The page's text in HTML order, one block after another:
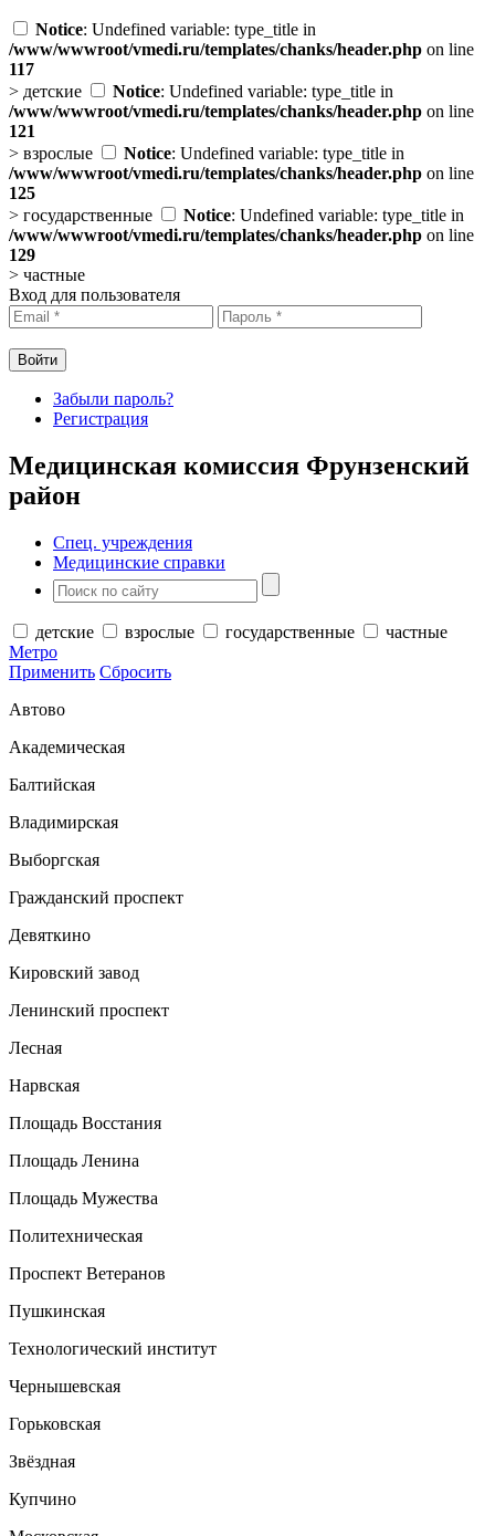
Notice: Undefined variable: type_title in
/www/wwwroot/vmedi.ru/templates/chanks/header.php on line
117
> детские Notice: Undefined variable: type_title in
/www/wwwroot/vmedi.ru/templates/chanks/header.php on line
121
> взрослые Notice: Undefined variable: type_title in
/www/wwwroot/vmedi.ru/templates/chanks/header.php on line
125
> государственные Notice: Undefined variable: type_title in
/www/wwwroot/vmedi.ru/templates/chanks/header.php on line
129
> частные
Вход для пользователя
Забыли пароль?
Регистрация
Медицинская комиссия Фрунзенский
район
Спец. учреждения
Медицинские справки
детские взрослые государственные
частные
Метро
Применить Сбросить
Автово
Академическая
Балтийская
Владимирская
Выборгская
Гражданский проспект
Девяткино
Кировский завод
Ленинский проспект
Лесная
Нарвская
Площадь Восстания
Площадь Ленина
Площадь Мужества
Политехническая
Проспект Ветеранов
Пушкинская
Технологический институт
Чернышевская
Горьковская
Звёздная
Купчино